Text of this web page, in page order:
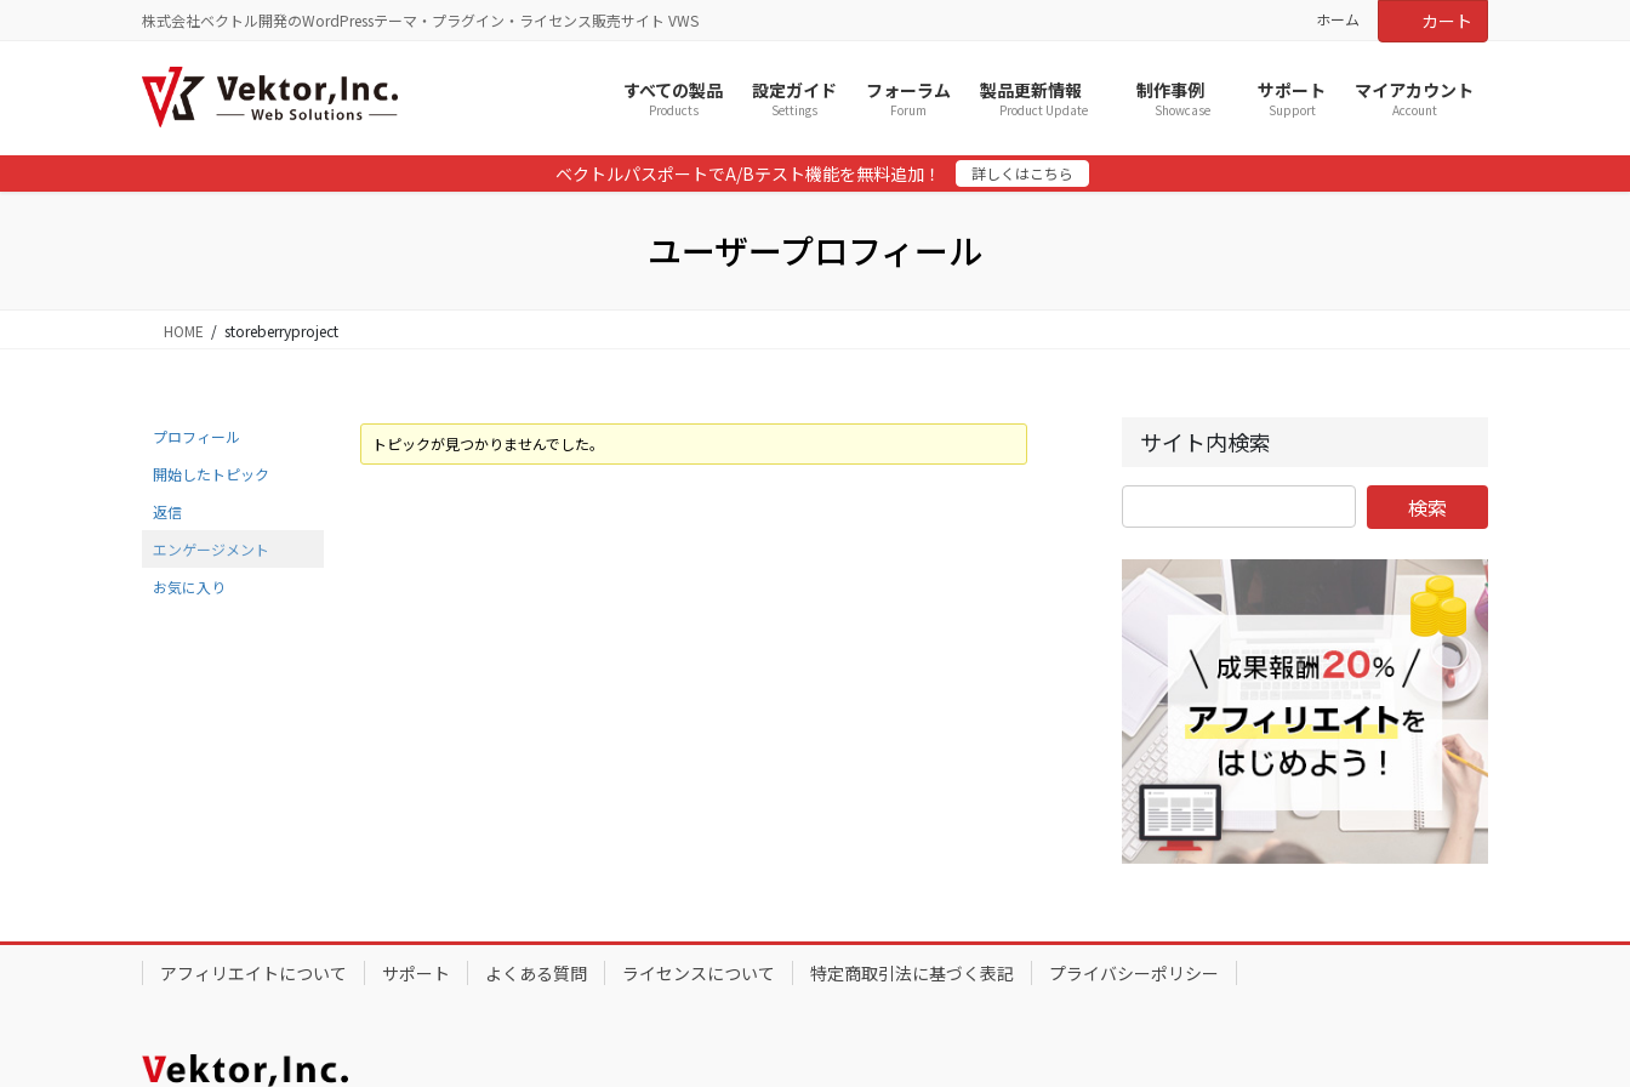
に
移
ョ
ン
株式会社ベクトル開発のWordPressテーマ・プラグイン・ライセンス販売サイト VWS ホーム カート
すべての製品
Products
設定ガイド
Settings
フォーラム
Forum
製品更新情報
Product Update
制作事例
Showcase
サポート
Support
マイアカウント
Account
ベクトルパスポートでA/Bテスト機能を無料追加！ 詳しくはこちら
ユーザープロフィール
HOME storeberryproject
プロフィール
開始したトピック
返信
エンゲージメント
お気に入り
トピックが見つかりませんでした。 サイト内検索
アフィリエイトについて サポート よくある質問 ライセンスについて 特定商取引法に基づく表記 プライバシーポリシー